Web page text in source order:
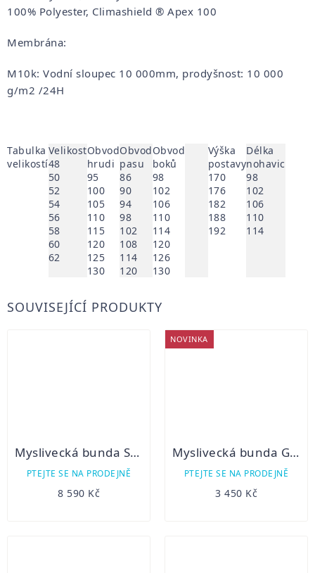
100% Polyester, Climashield ® Apex 100
Membrána:
M10k: Vodní sloupec 10 000mm, prodyšnost: 10 000
g/m2 /24H
Tabulka
velikostí
Velikost
48
50
52
54
56
58
60
62
Obvod
hrudi
95
100
105
110
115
120
125
130
Obvod
pasu
86
90
94
98
102
108
114
120
Obvod
boků
98
102
106
110
114
120
126
130
Výška
postavy
170
176
182
188
192
Délka
nohavic
98
102
106
110
114
SOUVISEJÍCÍ PRODUKTY
Myslivecká bunda Swedteam RIDGE PRO M Desolve Veil
PTEJTE SE NA PRODEJNĚ
8 590 Kč
NOVINKA
Myslivecká bunda Gregor softshell
PTEJTE SE NA PRODEJNĚ
3 450 Kč